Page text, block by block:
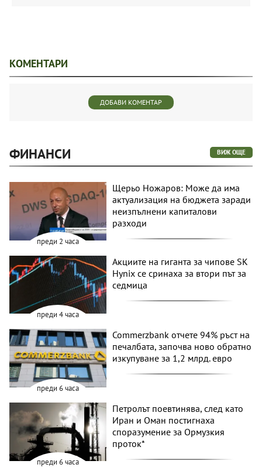
КОМЕНТАРИ
ДОБАВИ КОМЕНТАР
ФИНАНСИ ВИЖ ОЩЕ
преди 2 часа
Щерьо Ножаров: Може да има
актуализация на бюджета заради
неизпълнени капиталови
разходи
преди 4 часа
Акциите на гиганта за чипове SK
Hynix се сринаха за втори път за
седмица
преди 6 часа
Commerzbank отчете 94% ръст на
печалбата, започва ново обратно
изкупуване за 1,2 млрд. евро
преди 6 часа
Петролът поевтинява, след като
Иран и Оман постигнаха
споразумение за Ормузкия
проток*